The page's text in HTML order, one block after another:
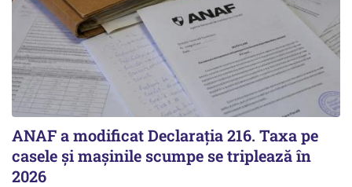
ANAF a modificat Declarația 216. Taxa pe
casele și mașinile scumpe se triplează în
2026